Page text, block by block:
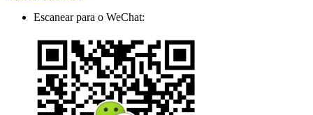
Escanear para o WeChat: